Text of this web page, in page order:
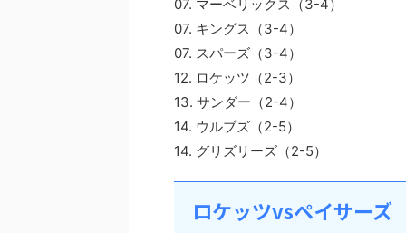
07. マーベリックス（3-4）
07. キングス（3-4）
07. スパーズ（3-4）
12. ロケッツ（2-3）
13. サンダー（2-4）
14. ウルブズ（2-5）
14. グリズリーズ（2-5）
ロケッツvsペイサーズ